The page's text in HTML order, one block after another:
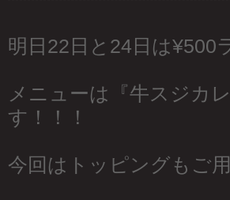
明日22日と24日は¥500
メニューは『牛スジカ
す！！！
今回はトッピングもご